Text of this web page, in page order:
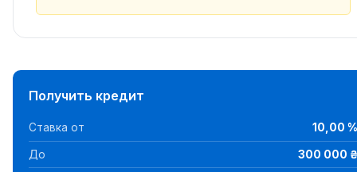
Получить кредит
Ставка от 10,00 %
До 300 000 ₴